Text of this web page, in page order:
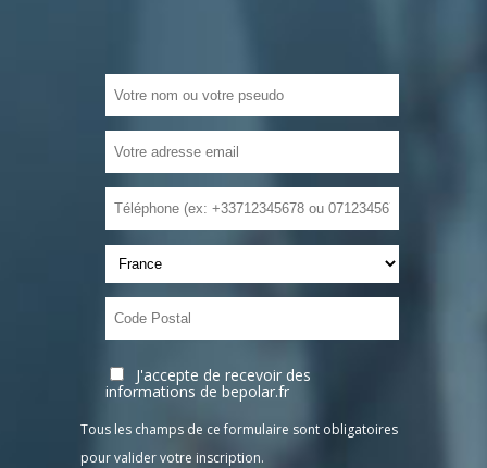
J'accepte de recevoir des
informations de bepolar.fr
Tous les champs de ce formulaire sont obligatoires
pour valider votre inscription.